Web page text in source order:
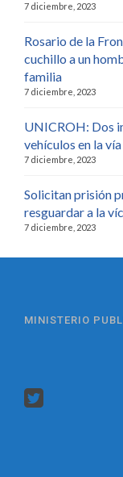
7 diciembre, 2023
Rosario de la
cuchillo a un
familia
7 diciembre, 2023
UNICROH: Dos
vehículos en la
7 diciembre, 2023
Solicitan prisión
resguardar a la
7 diciembre, 2023
MINISTERIO